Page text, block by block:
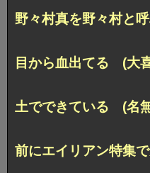
野々村真を野々村と
目から血出てる (大
土でできている (名
前にエイリアン特集